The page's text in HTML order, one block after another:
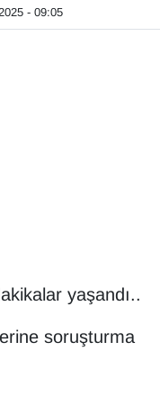
- 09:05
yaşandı..
soruşturma